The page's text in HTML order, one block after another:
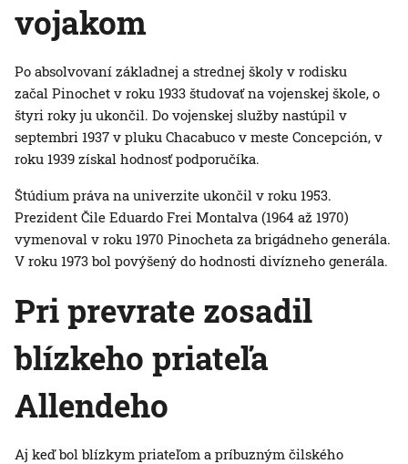
vojakom
Po absolvovaní základnej a strednej školy v rodisku
začal Pinochet v roku 1933 študovať na vojenskej škole, o
štyri roky ju ukončil. Do vojenskej služby nastúpil v
septembri 1937 v pluku Chacabuco v meste Concepción, v
roku 1939 získal hodnosť podporučíka.
Štúdium práva na univerzite ukončil v roku 1953.
Prezident Čile Eduardo Frei Montalva (1964 až 1970)
vymenoval v roku 1970 Pinocheta za brigádneho generála.
V roku 1973 bol povýšený do hodnosti divízneho generála.
Pri prevrate zosadil
blízkeho priateľa
Allendeho
Aj keď bol blízkym priateľom a príbuzným čilského